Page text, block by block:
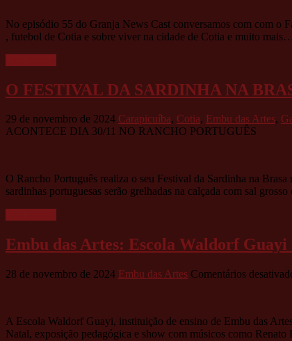
No episódio 55 do Granja News Cast conversamos com com o
, futebol de Cotia e sobre viver na cidade de Cotia e muito
O FESTIVAL DA SARDINHA NA
29 de novembro de 2024 Carapicuíba, Cotia, Embu das Artes,
ACONTECE DIA 30/11 NO RANCHO PORTUGUÊS
O Rancho Português realiza o seu Festival da Sardinha na
sardinhas portuguesas serão grelhadas na calçada com sal
Embu das Artes: Escola Waldorf
28 de novembro de 2024 Embu das Artes Comentários
A Escola Waldorf Guayi, instituição de ensino de Embu das
Natal, exposição pedagógica e show com músicos como